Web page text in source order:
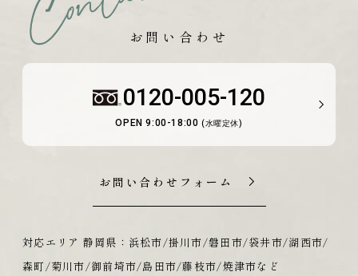
お問い合わせ
0120-005-120
OPEN 9:00-18:00 (水曜定休)
お問い合わせフォーム
対応エリア 静岡県：浜松市/掛川市/磐田市/袋井市/湖西市/
森町/菊川市/御前埼市/島田市/藤枝市/焼津市など